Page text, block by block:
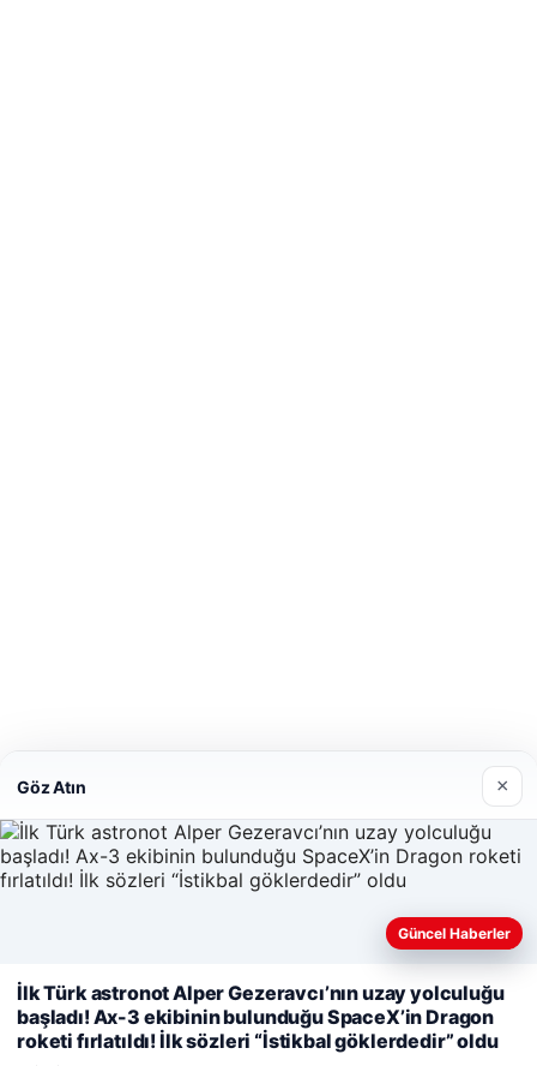
Web sitemizi nasıl kullandığınızı daha iyi anlayabilmek,
kullanıyoruz.Çerez Politikamız
Göz Atın ×
Güncel Haberler
İlk Türk astronot Alper Gezeravcı’nın uzay yolculuğu
başladı! Ax-3 ekibinin bulunduğu SpaceX’in Dragon
roketi fırlatıldı! İlk sözleri “İstikbal göklerdedir” oldu